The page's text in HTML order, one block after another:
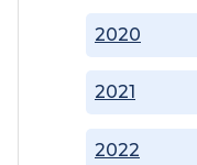
2020
2021
2022